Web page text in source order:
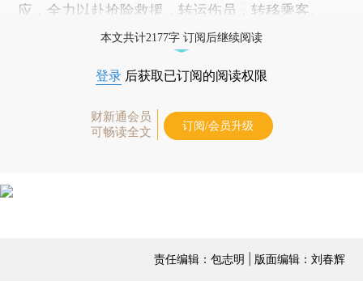
应，全力以赴抢险救援，转运伤员，转移乘客。
本文共计2177字 订阅后继续阅读
登录 后获取已订阅的阅读权限
财新通会员
可畅读全文
订阅/会员升级
责任编辑：包志明 | 版面编辑：刘春辉